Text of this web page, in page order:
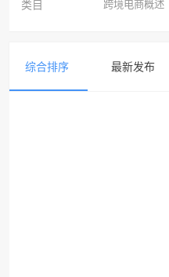
类目 跨境电商概述
综合排序 最新发布